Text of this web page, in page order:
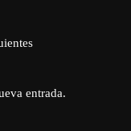
entrada.